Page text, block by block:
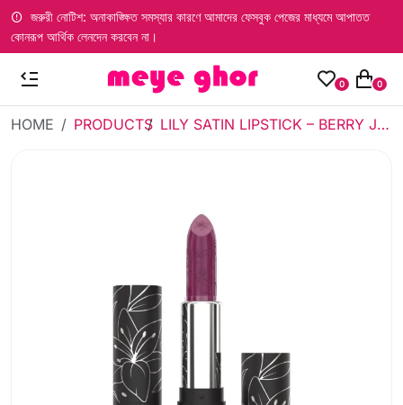
জরুরী নোটিশ: অনাকাঙ্ক্ষিত সমস্যার কারণে আমাদের ফেসবুক পেজের মাধ্যমে আপাতত
কোনরূপ আর্থিক লেনদেন করবেন না।
0 0
HOME PRODUCTS LILY SATIN LIPSTICK – BERRY JAM (3.9GM)